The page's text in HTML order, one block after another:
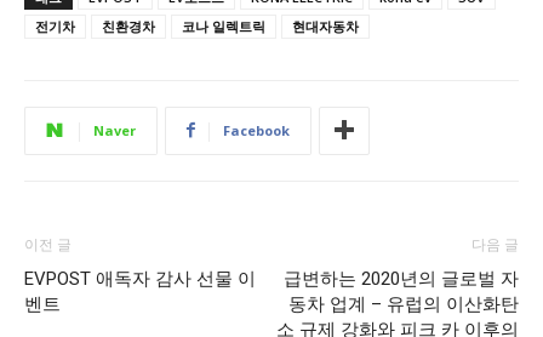
전기차
친환경차 코나 일렉트릭 현대자동차
Naver Facebook
이전 글
EVPOST 애독자 감사 선물 이
벤트
다음 글
급변하는 2020년의 글로벌 자
동차 업계 – 유럽의 이산화탄
소 규제 강화와 피크 카 이후의